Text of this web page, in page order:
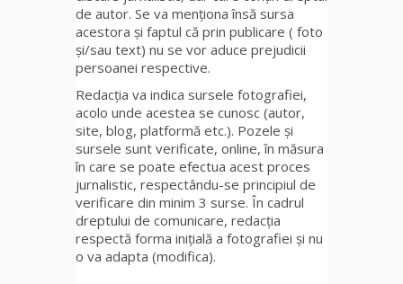
de autor. Se va menționa însă sursa
acestora și faptul că prin publicare ( foto
și/sau text) nu se vor aduce prejudicii
persoanei respective.
Redacția va indica sursele fotografiei,
acolo unde acestea se cunosc (autor,
site, blog, platformă etc.). Pozele și
sursele sunt verificate, online, în măsura
în care se poate efectua acest proces
jurnalistic, respectându-se principiul de
verificare din minim 3 surse. În cadrul
dreptului de comunicare, redacția
respectă forma inițială a fotografiei și nu
o va adapta (modifica).